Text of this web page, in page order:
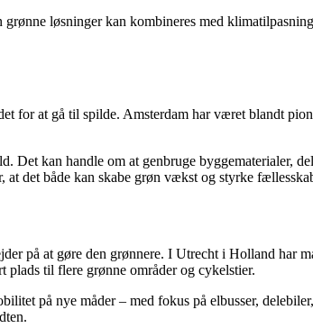
løsninger kan kombineres med
for at gå til spilde. Amsterdam har været blandt
Det kan handle om at genbruge byggematerialer,
at det både kan skabe grøn vækst og styrke
på at gøre den grønnere. I Utrecht i Holland har
plads til flere grønne områder og cykelstier.
på nye måder – med fokus på elbusser,